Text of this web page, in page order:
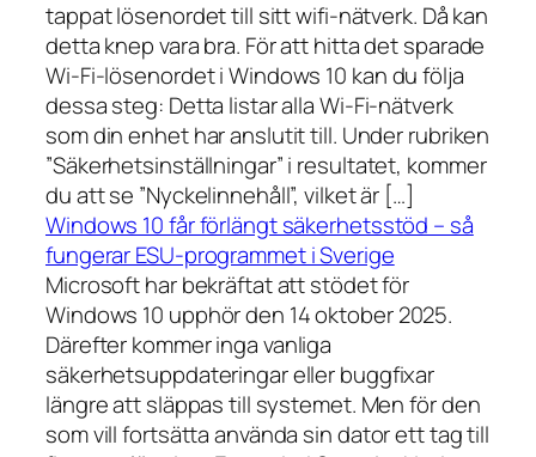
tappat lösenordet till sitt wifi-nätverk. Då kan
detta knep vara bra. För att hitta det sparade
Wi-Fi-lösenordet i Windows 10 kan du följa
dessa steg: Detta listar alla Wi-Fi-nätverk
som din enhet har anslutit till. Under rubriken
”Säkerhetsinställningar” i resultatet, kommer
du att se ”Nyckelinnehåll”, vilket är […]
Windows 10 får förlängt säkerhetsstöd – så
fungerar ESU-programmet i Sverige
Microsoft har bekräftat att stödet för
Windows 10 upphör den 14 oktober 2025.
Därefter kommer inga vanliga
säkerhetsuppdateringar eller buggfixar
längre att släppas till systemet. Men för den
som vill fortsätta använda sin dator ett tag till